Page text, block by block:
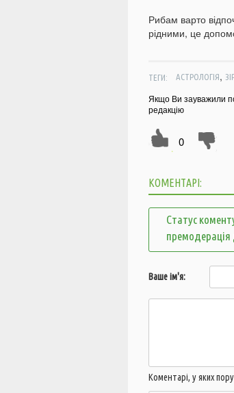
Рибам варто
рідними, це
ТЕГИ: АСТРОЛОГІЯ,
Якщо Ви зауважили
редакцію
0
КОМЕНТАРІ:
Статус
премодерація
Ваше ім'я:
Коментарі, у яких